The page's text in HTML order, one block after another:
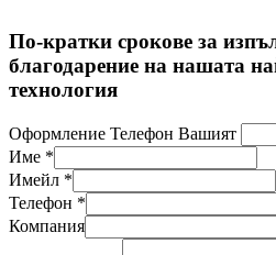
По-кратки срокове за
благодарение на нашата
технология
Оформление Телефон Вашият
Име *
Имейл *
Телефон *
Компания